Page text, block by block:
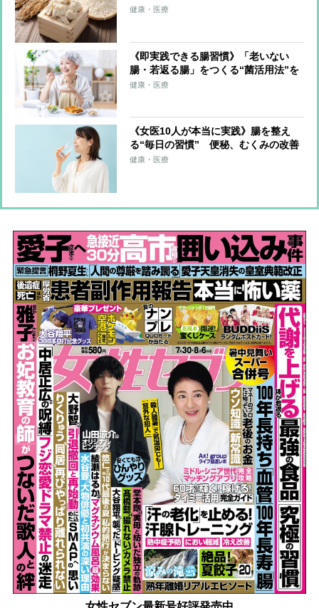
ド「酒粕」驚きの発酵パワーを解説！
健康・医療
《即実践できる腸習慣》「老いない
腸・若返る腸」をつくる“菌活用法”を
医師が伝授「ヨーグルト×ナタデコ
健康・医療
《女医10人が本当に実践》腸を整え
る“毎日の習慣” 便秘、むくみの改善
から病気になりにくい体づくり、認知
健康・医療